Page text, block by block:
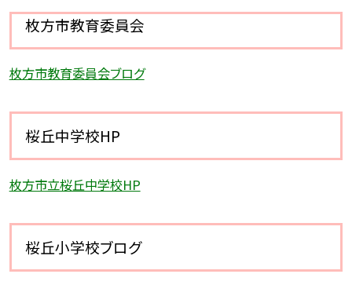
枚方市教育委員会
枚方市教育委員会ブログ
桜丘中学校HP
枚方市立桜丘中学校HP
桜丘小学校ブログ